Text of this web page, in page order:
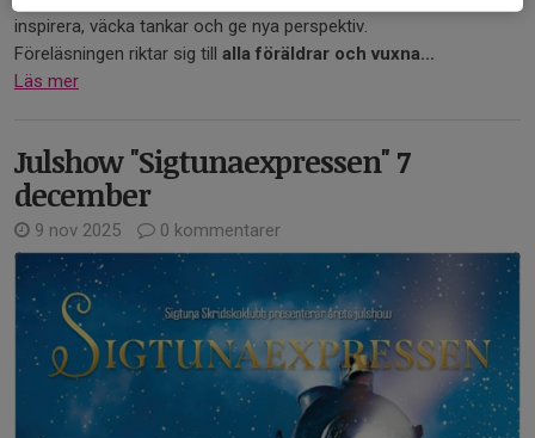
inspirera, väcka tankar och ge nya perspektiv.
Föreläsningen riktar sig till alla föräldrar och vuxna...
Läs mer
Julshow "Sigtunaexpressen" 7
december
9 nov 2025 0 kommentarer